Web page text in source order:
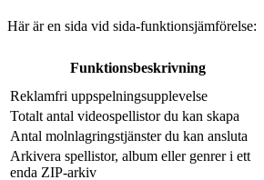
Här är en sida vid sida-funktionsjämförelse:
Funktionsbeskrivning
Reklamfri uppspelningsupplevelse
Totalt antal videospellistor du kan skapa
Antal molnlagringstjänster du kan ansluta
Arkivera spellistor, album eller genrer i ett
enda ZIP-arkiv